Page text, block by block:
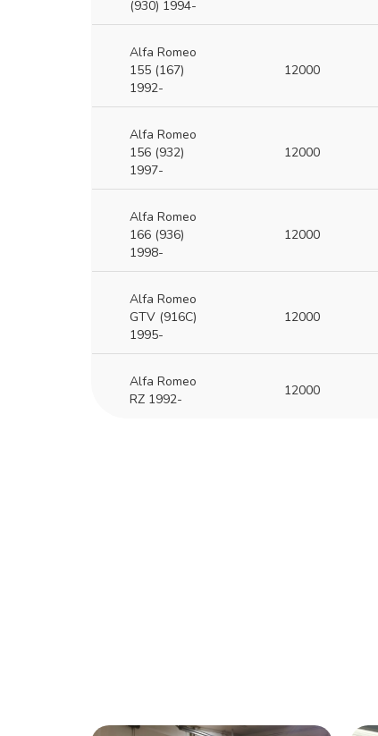
(930) 1994-
Alfa Romeo
155 (167)
1992-
12000
Alfa Romeo
156 (932)
1997-
12000
Alfa Romeo
166 (936)
1998-
12000
Alfa Romeo
GTV (916С)
1995-
12000
Alfa Romeo
RZ 1992-
12000